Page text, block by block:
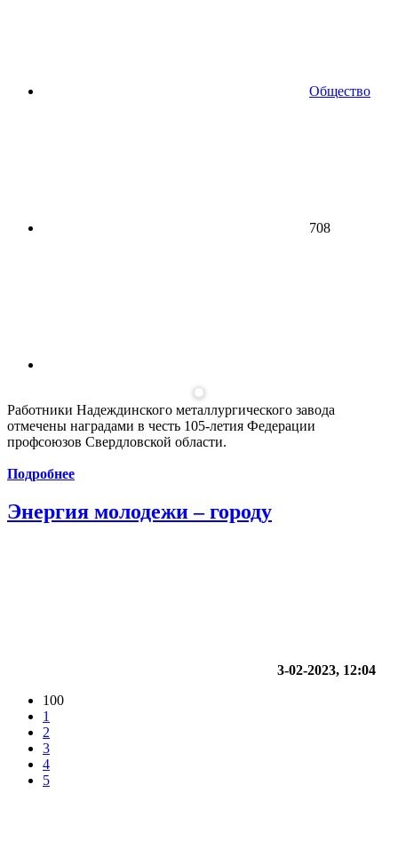
Общество
708
Работники Надеждинского металлургического завода
отмечены наградами в честь 105-летия Федерации
профсоюзов Свердловской области.
Подробнее
Энергия молодежи – городу
3-02-2023, 12:04
100
1
2
3
4
5